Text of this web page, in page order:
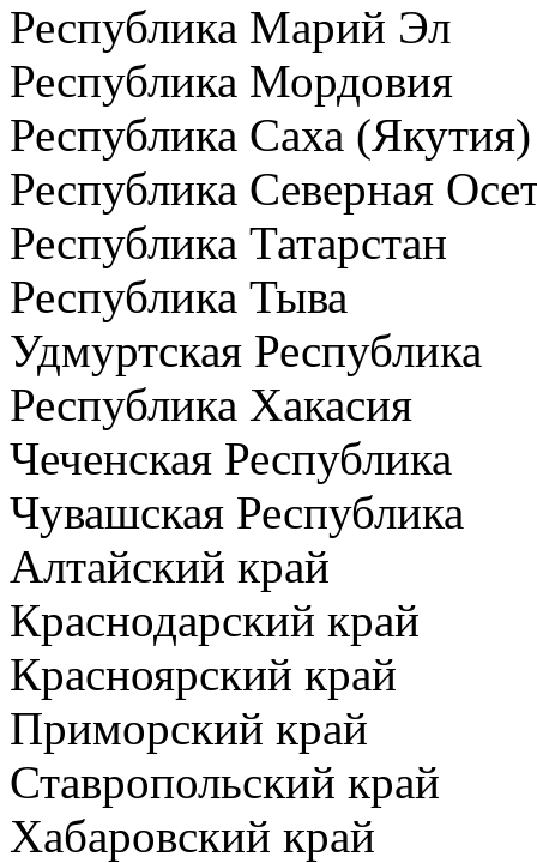
Республика Марий Эл
Республика Мордовия
Республика Саха (Якутия)
Республика Северная
Республика Татарстан
Республика Тыва
Удмуртская Республика
Республика Хакасия
Чеченская Республика
Чувашская Республика
Алтайский край
Краснодарский край
Красноярский край
Приморский край
Ставропольский край
Хабаровский край